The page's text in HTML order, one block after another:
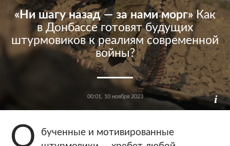
«Ни шагу назад — за нами морг» Как
в Донбассе готовят будущих
штурмовиков к реалиям современной
войны?
00:01, 10 ноября 2023
О
бученные и мотивированные